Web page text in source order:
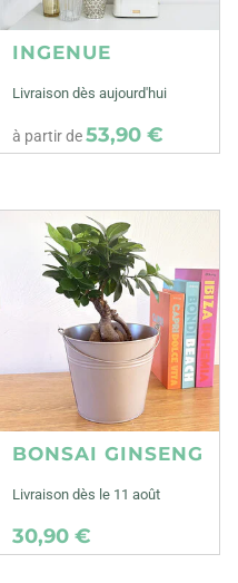
INGENUE
Livraison dès aujourd'hui
à partir de53,90 €
BONSAI GINSENG
Livraison dès le 11 août
30,90 €